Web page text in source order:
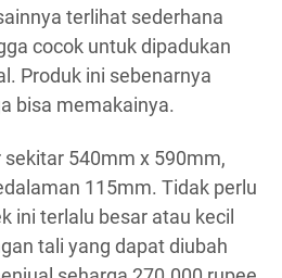
terlihat sederhana
cocok untuk dipadukan
Produk ini sebenarnya
bisa memakainya.
540mm x 590mm,
115mm. Tidak perlu
ini terlalu besar atau kecil
tali yang dapat diubah